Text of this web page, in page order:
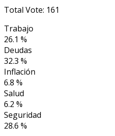
Total Vote: 161
Trabajo
26.1 %
Deudas
32.3 %
Inflación
6.8 %
Salud
6.2 %
Seguridad
28.6 %